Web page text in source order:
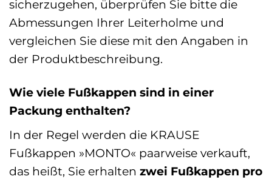
sicherzugehen, überprüfen Sie bitte die
Abmessungen Ihrer Leiterholme und
vergleichen Sie diese mit den Angaben in
der Produktbeschreibung.
Wie viele Fußkappen sind in einer
Packung enthalten?
In der Regel werden die KRAUSE
Fußkappen »MONTO« paarweise verkauft,
das heißt, Sie erhalten zwei Fußkappen pro